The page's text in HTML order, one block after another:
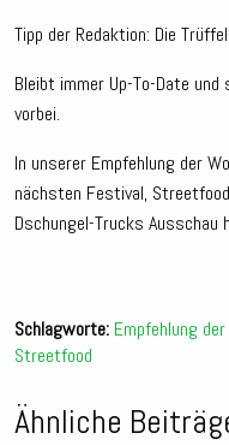
Tipp der Redaktion: Die
Bleibt immer Up-To-Date
vorbei.
In unserer Empfehlung der
nächsten Festival,
Dschungel-Trucks Ausschau
Schlagworte: Empfehlung
Streetfood
Ähnliche